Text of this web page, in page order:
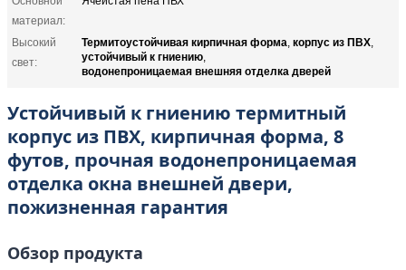
материал:
Высокий
свет:
Термитоустойчивая кирпичная форма, корпус из ПВХ,
устойчивый к гниению,
водонепроницаемая внешняя отделка дверей
Устойчивый к гниению термитный
корпус из ПВХ, кирпичная форма, 8
футов, прочная водонепроницаемая
отделка окна внешней двери,
пожизненная гарантия
Обзор продукта